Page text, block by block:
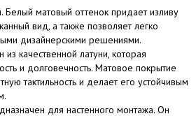
Белый матовый оттенок придает изливу
вид, а также позволяет легко
дизайнерскими решениями.
из качественной латуни, которая
и долговечность. Матовое покрытие
тактильность и делает его устойчивым
для настенного монтажа. Он